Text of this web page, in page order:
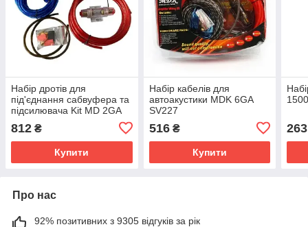
Набір дротів для
під'єднання сабвуфера та
підсилювача Kit MD 2GA
812 ₴
Купити
Набір кабелів для
автоакустики MDK 6GA
SV227
516₴
Купити
263
Про нас
92% позитивних з 9305 відгуків за рік